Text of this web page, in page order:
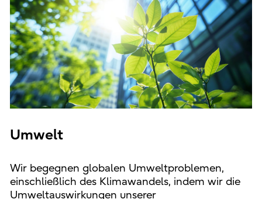
Umwelt
Wir begegnen globalen Umweltproblemen,
einschließlich des Klimawandels, indem wir die
Umweltauswirkungen unserer